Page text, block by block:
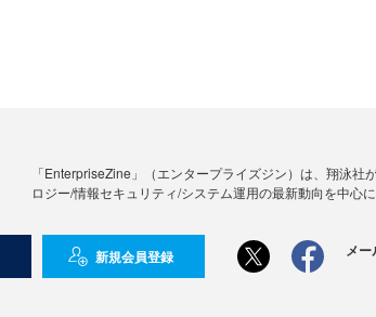
「EnterpriseZine」（エンタープライズジン）は、翔泳
ロジー/情報セキュリティ/システム運用の最新動向を中心
新規会員登録 メー